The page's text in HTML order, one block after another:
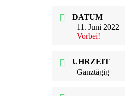
DATUM
11. Juni 2022
Vorbei!
UHRZEIT
Ganztägig